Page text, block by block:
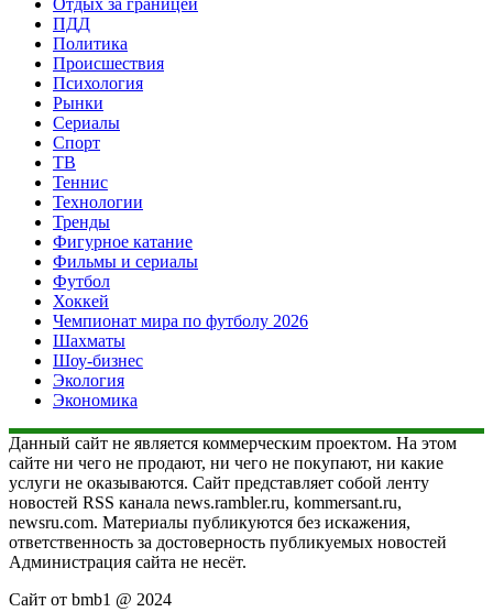
ПДД
Политика
Происшествия
Психология
Рынки
Сериалы
Спорт
ТВ
Теннис
Технологии
Тренды
Фигурное катание
Фильмы и сериалы
Футбол
Хоккей
Чемпионат мира по футболу 2026
Шахматы
Шоу-бизнес
Экология
Экономика
Данный сайт не является коммерческим проектом. На этом
сайте ни чего не продают, ни чего не покупают, ни какие
услуги не оказываются. Сайт представляет собой ленту
новостей RSS канала news.rambler.ru, kommersant.ru,
newsru.com. Материалы публикуются без искажения,
ответственность за достоверность публикуемых новостей
Администрация сайта не несёт.
Сайт от bmb1 @ 2024